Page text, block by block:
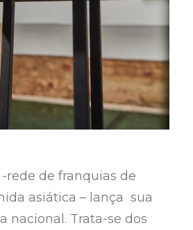
-rede de franquias de
asiática – lança sua
nacional. Trata-se dos